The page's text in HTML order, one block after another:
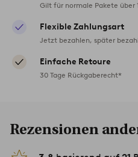
Gilt für normale Pakete über
Flexible Zahlungsart
Jetzt bezahlen, später
Einfache Retoure
30 Tage Rückgaberecht*
Rezensionen